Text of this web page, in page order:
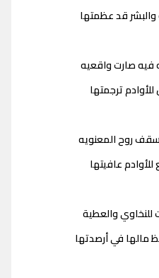
قد عظمتها
صارت واقعيه
للأوادم ترجمتها
روح المعنويه
عافيتها
والعطية
مالها في أرصدتها